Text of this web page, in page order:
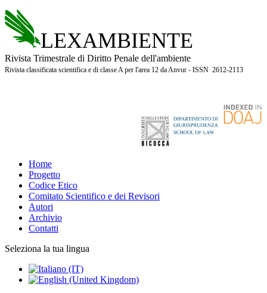
LEXAMBIENTE
Rivista Trimestrale di Diritto Penale dell'ambiente
Rivista classificata scientifica e di classe A per l'area 12 da Anvur - ISSN 2612-2113
Home
Progetto
Codice Etico
Comitato Scientifico e dei Revisori
Autori
Archivio
Contatti
Seleziona la tua lingua